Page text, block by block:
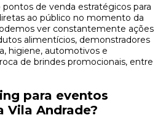
pontos de venda estratégicos para
ao público no momento da
ver constantemente ações
alimentícios, demonstradores
higiene, automotivos e
de brindes promocionais, entre
para eventos
Vila Andrade?